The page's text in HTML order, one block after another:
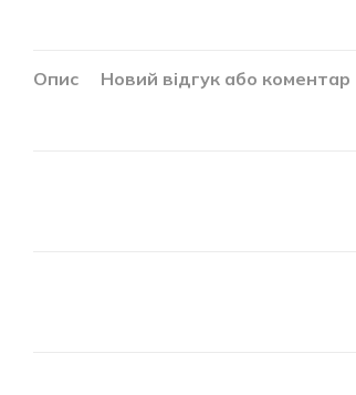
Опис Новий відгук або коментар